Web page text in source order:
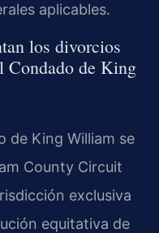
aplicables.
los divorcios
Condado de King
de King William se
County Circuit
exclusiva
equitativa de